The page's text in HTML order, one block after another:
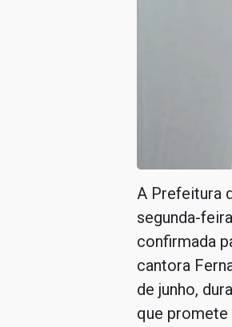
A Prefeitura
segunda-
confirmada
cantora
de junho,
que